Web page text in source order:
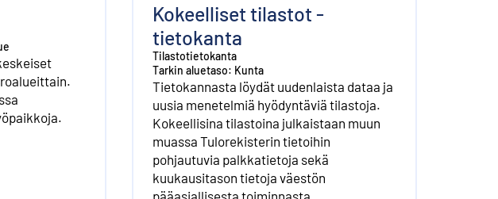
Kokeelliset tilastot -
tietokanta
Tilastotietokanta
Tarkin aluetaso: Kunta
Tietokannasta löydät uudenlaista dataa ja
uusia menetelmiä hyödyntäviä tilastoja.
Kokeellisina tilastoina julkaistaan muun
muassa Tulorekisterin tietoihin
pohjautuvia palkkatietoja sekä
kuukausitason tietoja väestön
pääasiallisesta toiminnasta.